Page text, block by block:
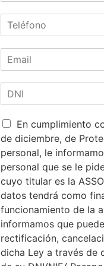
o
e
l
e
c
t
r
ó
n
i
c
o
*
*P
o
l
í
t
i
c
a
d
e
P
r
En cumplimiento
de diciembre, de
personal, le
personal que se le
cuyo titular es la
datos tendrá como
funcionamiento de la
informamos que
rectificación,
dicha Ley a través de